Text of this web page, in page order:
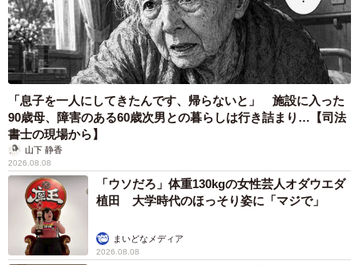
「息子を一人にしてきたんです、帰らないと」 施設に入った
90歳母、障害のある60歳次男との暮らしは行き詰まり…【司法
書士の現場から】
山下 静香
2026.08.08
「ウソだろ」体重130kgの女性芸人オダウエダ
植田 大学時代のほっそり姿に「マジで」
まいどなメディア
2026.08.08